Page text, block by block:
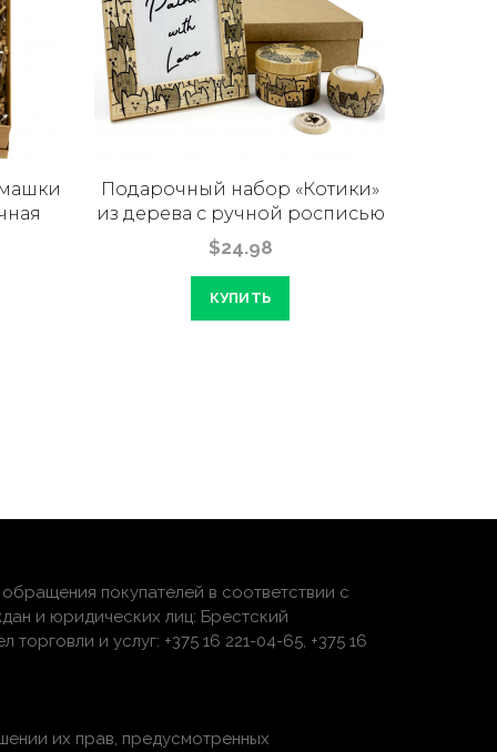
Подарочный набор «Котики»
из дерева с ручной росписью
$24.98
КУПИТЬ
покупателей в соответствии с
и юридических лиц: Брестский
и услуг: +375 16 221-04-65, +375 16
их прав, предусмотренных